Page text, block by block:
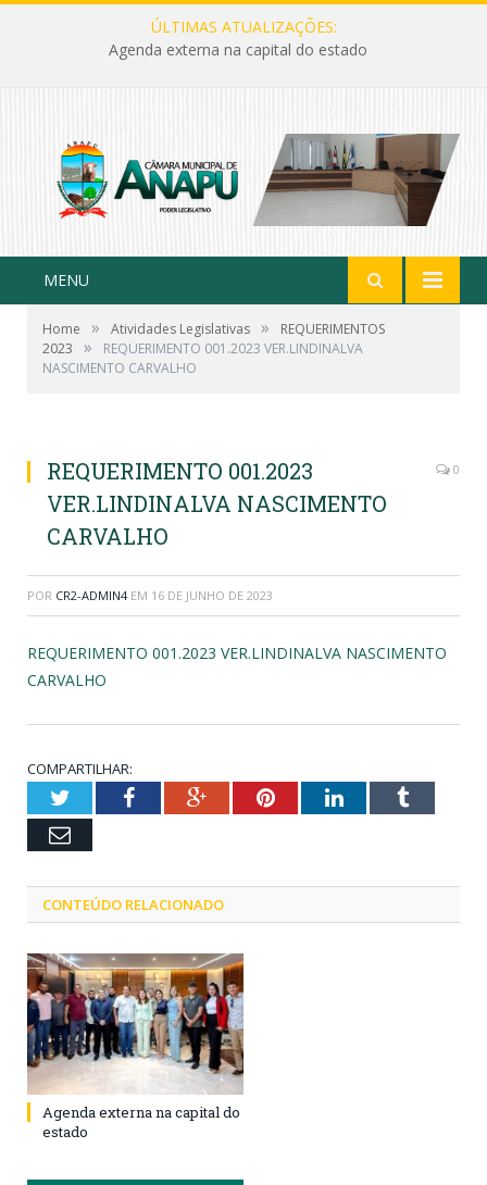
ÚLTIMAS ATUALIZAÇÕES:
Agenda externa na capital do estado
MENU
Home » Atividades Legislativas »
REQUERIMENTOS
2023
»
REQUERIMENTO 001.2023 VER.LINDINALVA
NASCIMENTO CARVALHO
REQUERIMENTO 001.2023
VER.LINDINALVA NASCIMENTO
CARVALHO
0
POR CR2-ADMIN4 EM 16 DE JUNHO DE 2023
REQUERIMENTO 001.2023 VER.LINDINALVA NASCIMENTO
CARVALHO
COMPARTILHAR:
TwitterFacebookGoogle+PinterestLinkedInTumblr
Email
CONTEÚDO RELACIONADO
Agenda externa na capital do
estado